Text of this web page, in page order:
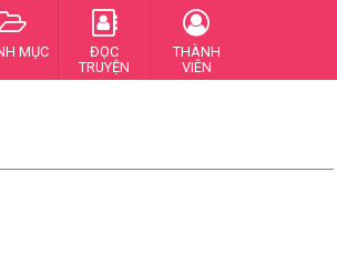
MỤC
ĐỌC
TRUYỆN
THÀNH
VIÊN